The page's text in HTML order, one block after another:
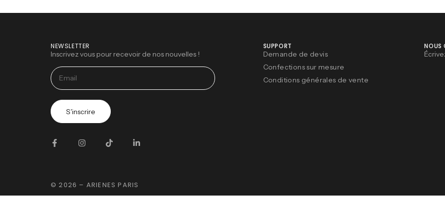
NEWSLETTER
Inscrivez vous pour recevoir de nos nouvelles !
S'inscrire
SUPPORT
Demande de devis
Confections sur mesure
Conditions générales de vente
NOUS
© 2026 – ARIENES PARIS